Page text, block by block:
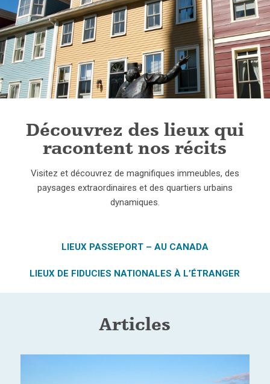
Découvrez des lieux qui
racontent nos récits
Visitez et découvrez de magnifiques immeubles, des
paysages extraordinaires et des quartiers urbains
dynamiques.
LIEUX PASSEPORT – AU CANADA
LIEUX DE FIDUCIES NATIONALES À L’ÉTRANGER
Articles